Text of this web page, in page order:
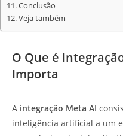
Conclusão
Veja também
O Que é
Importa
A integração Meta AI
inteligência artificial a um